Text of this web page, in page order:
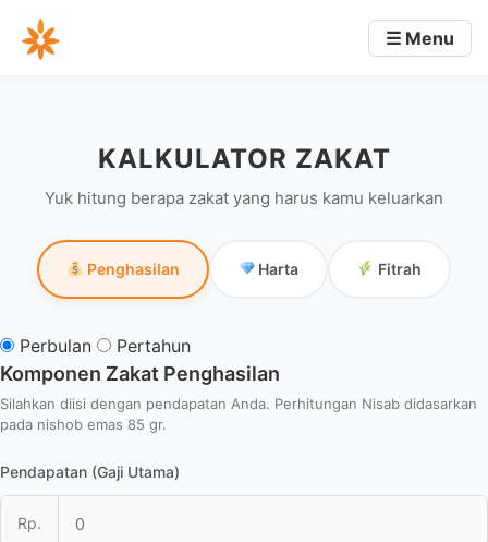
☰ Menu
KALKULATOR ZAKAT
Yuk hitung berapa zakat yang harus kamu keluarkan
Penghasilan Harta Fitrah
Perbulan Pertahun
Komponen Zakat Penghasilan
Silahkan diisi dengan pendapatan Anda. Perhitungan Nisab didasarkan
pada nishob emas 85 gr.
Pendapatan (Gaji Utama)
Rp.